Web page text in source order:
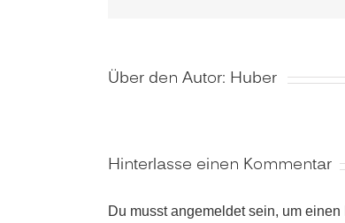
Über den Autor: Huber
Hinterlasse einen Kommentar
Du musstangemeldetsein, um einen